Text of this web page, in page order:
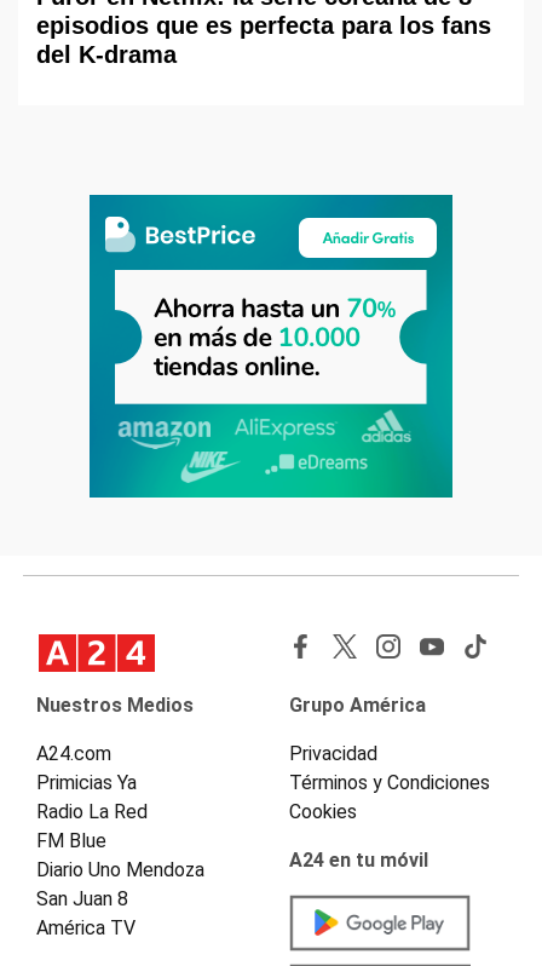
episodios que es perfecta para los fans
del K-drama
Nuestros Medios
A24.com
Primicias Ya
Radio La Red
FM Blue
Diario Uno Mendoza
San Juan 8
América TV
Grupo América
Privacidad
Términos y Condiciones
Cookies
A24 en tu móvil